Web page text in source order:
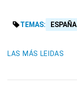
TEMAS: ESPAÑA
LAS MÁS LEIDAS